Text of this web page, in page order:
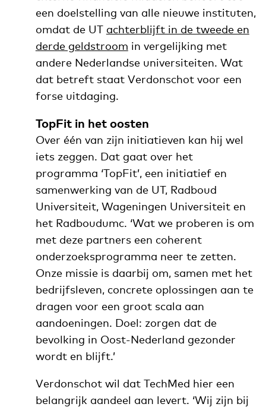
een doelstelling van alle nieuwe instituten,
omdat de UT achterblijft in de tweede en
derde geldstroom in vergelijking met
andere Nederlandse universiteiten. Wat
dat betreft staat Verdonschot voor een
forse uitdaging.
TopFit in het oosten
Over één van zijn initiatieven kan hij wel
iets zeggen. Dat gaat over het
programma ‘TopFit’, een initiatief en
samenwerking van de UT, Radboud
Universiteit, Wageningen Universiteit en
het Radboudumc. ‘Wat we proberen is om
met deze partners een coherent
onderzoeksprogramma neer te zetten.
Onze missie is daarbij om, samen met het
bedrijfsleven, concrete oplossingen aan te
dragen voor een groot scala aan
aandoeningen. Doel: zorgen dat de
bevolking in Oost-Nederland gezonder
wordt en blijft.’
Verdonschot wil dat TechMed hier een
belangrijk aandeel aan levert. ‘Wij zijn bij